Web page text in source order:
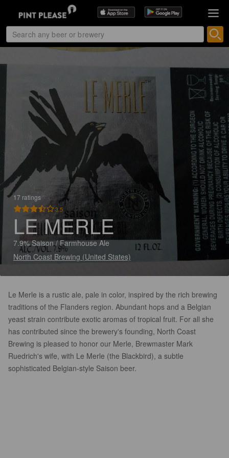
17 ratings
3.5
LE MERLE
7.9% Saison / Farmhouse Ale
North Coast Brewing (United States)
Le Merle is a rustic ale, pale in color, inspired by the rich brewing
traditions of the Flanders region. Abundant hops and a Belgian
yeast strain contribute exotic aromas of tropical fruit. For all she
has contributed since the brewery's founding, North Coast
Brewing is pleased to honor our Merle, Brewmaster Mark
Ruedrich's wife, with Le Merle (the Blackbird), a subtle
sophisticated Belgian-style Saison beer.